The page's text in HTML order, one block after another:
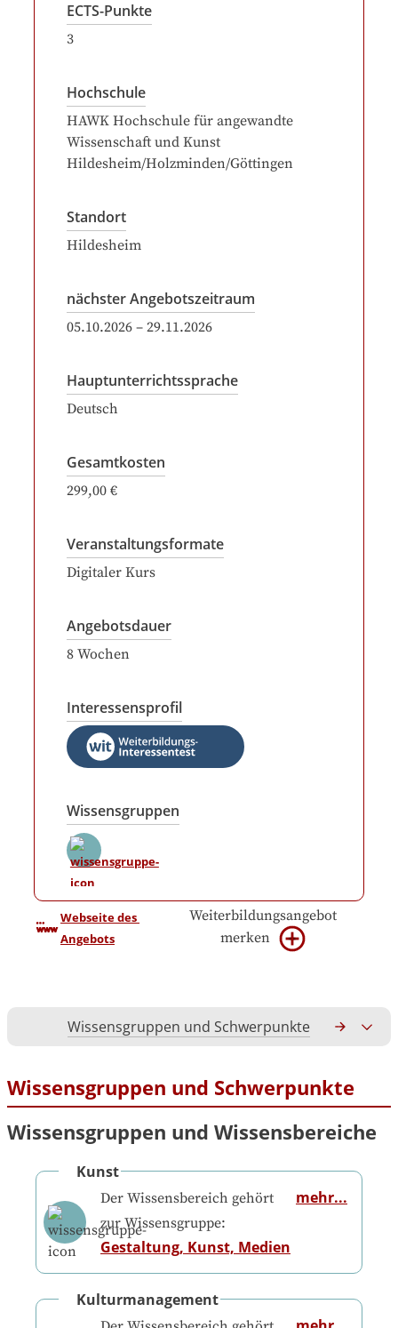
ECTS-Punkte
3
Hochschule
HAWK Hochschule für angewandte
Wissenschaft und Kunst
Hildesheim/Holzminden/Göttingen
Standort
Hildesheim
nächster Angebotszeitraum
05.10.2026 – 29.11.2026
Hauptunterrichtssprache
Deutsch
Gesamtkosten
299,00 €
Veranstaltungsformate
Digitaler Kurs
Angebotsdauer
8 Wochen
Interessensprofil
Wissensgruppen
Webseite des
Angebots
Weiterbildungsangebot
merken
Wissensgruppen und Schwerpunkte
Wissensgruppen und Schwerpunkte
Wissensgruppen und Wissensbereiche
Kunst
Der Wissensbereich gehört
zur Wissensgruppe:
Gestaltung, Kunst, Medien
mehr...
Kulturmanagement